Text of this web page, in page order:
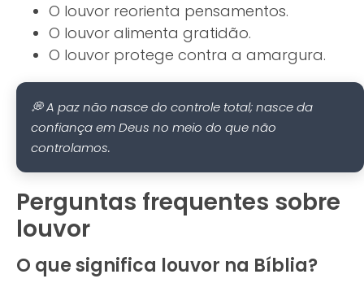
O louvor reorienta pensamentos.
O louvor alimenta gratidão.
O louvor protege contra a amargura.
💭 A paz não nasce do controle total; nasce da
confiança em Deus no meio do que não
controlamos.
Perguntas frequentes sobre
louvor
O que significa louvor na Bíblia?